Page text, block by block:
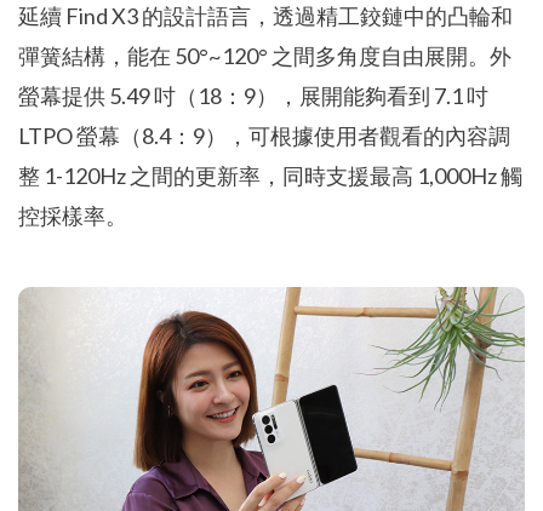
延續 Find X3 的設計語言，透過精工鉸鏈中的凸輪和
彈簧結構，能在 50°~120° 之間多角度自由展開。外
螢幕提供 5.49 吋（18：9），展開能夠看到 7.1 吋
LTPO 螢幕（8.4：9），可根據使用者觀看的內容調
整 1-120Hz 之間的更新率，同時支援最高 1,000Hz 觸
控採樣率。